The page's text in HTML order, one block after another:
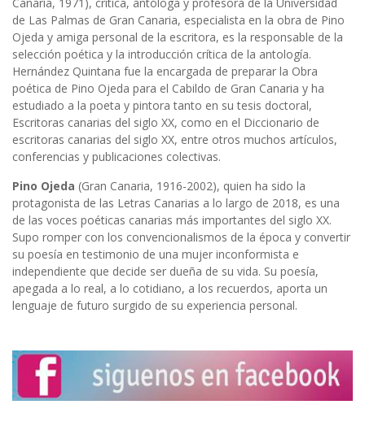
de Las Palmas de Gran Canaria, especialista en la obra de Pino
Ojeda y amiga personal de la escritora, es la responsable de la
selección poética y la introducción crítica de la antología.
Hernández Quintana fue la encargada de preparar la Obra
poética de Pino Ojeda para el Cabildo de Gran Canaria y ha
estudiado a la poeta y pintora tanto en su tesis doctoral,
Escritoras canarias del siglo XX, como en el Diccionario de
escritoras canarias del siglo XX, entre otros muchos artículos,
conferencias y publicaciones colectivas.
Pino Ojeda (Gran Canaria, 1916-2002), quien ha sido la
protagonista de las Letras Canarias a lo largo de 2018, es una
de las voces poéticas canarias más importantes del siglo XX.
Supo romper con los convencionalismos de la época y convertir
su poesía en testimonio de una mujer inconformista e
independiente que decide ser dueña de su vida. Su poesía,
apegada a lo real, a lo cotidiano, a los recuerdos, aporta un
lenguaje de futuro surgido de su experiencia personal.